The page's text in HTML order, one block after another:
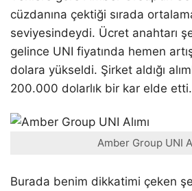
cüzdanına çektiği sırada
seviyesindeydi. Ücret anahtarı
gelince UNI fiyatında hemen
dolara yükseldi. Şirket aldığı
200.000 dolarlık bir kar elde etti.
Amber Group UNI
Burada benim dikkatimi çeken